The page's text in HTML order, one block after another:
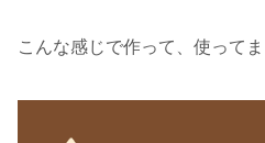
こんな感じで作って、使って